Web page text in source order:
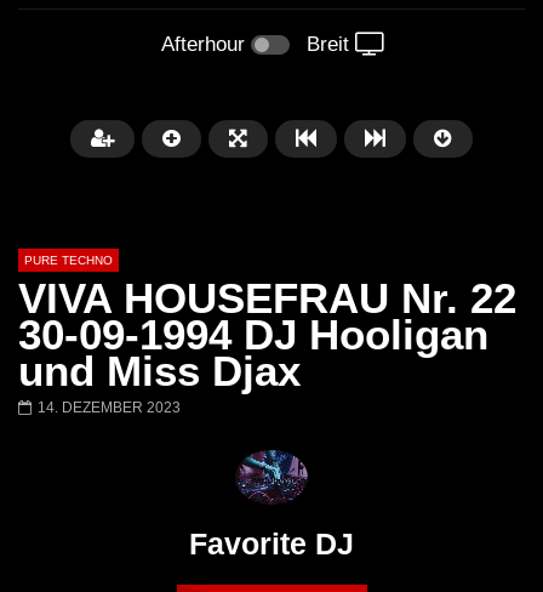
Afterhour Breit
01:31:35
PURE TECHNO
VIVA HOUSEFRAU Nr. 22
30-09-1994 DJ Hooligan
und Miss Djax
14. DEZEMBER 2023
Favorite DJ